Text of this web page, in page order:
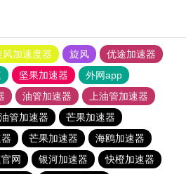
风加速度器 旋风
优途加速器
坚果加速器
外网app
油管加速器
上油管加速器
油管加速器
芒果加速器
芒果加速器
海鸥加速器
网 银河加速器
快橙加速器